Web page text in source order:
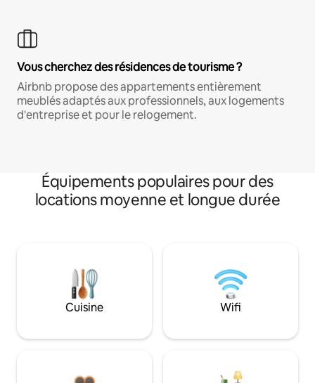
Vous cherchez des résidences de tourisme ?
Airbnb propose des appartements entièrement
meublés adaptés aux professionnels, aux logements
d'entreprise et pour le relogement.
Équipements populaires pour des
locations moyenne et longue durée
Cuisine Wifi